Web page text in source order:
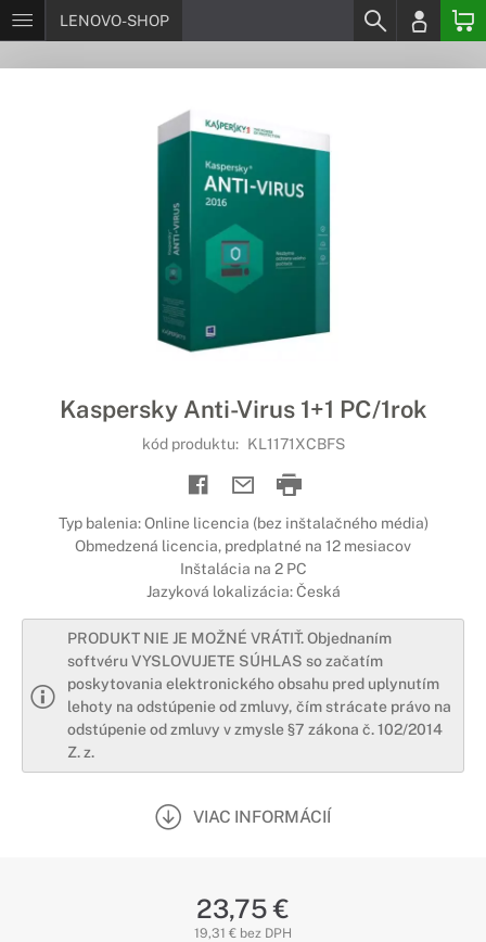
LENOVO-SHOP
Kaspersky Anti-Virus 1+1 PC/1rok
kód produktu: KL1171XCBFS
Typ balenia: Online licencia (bez inštalačného média)
Obmedzená licencia, predplatné na 12 mesiacov
Inštalácia na 2 PC
Jazyková lokalizácia: Česká
PRODUKT NIE JE MOŽNÉ VRÁTIŤ. Objednaním
softvéru VYSLOVUJETE SÚHLAS so začatím
poskytovania elektronického obsahu pred uplynutím
lehoty na odstúpenie od zmluvy, čím strácate právo na
odstúpenie od zmluvy v zmysle §7 zákona č. 102/2014
Z. z.
VIAC INFORMÁCIÍ
23,75 €
19,31 € bez DPH